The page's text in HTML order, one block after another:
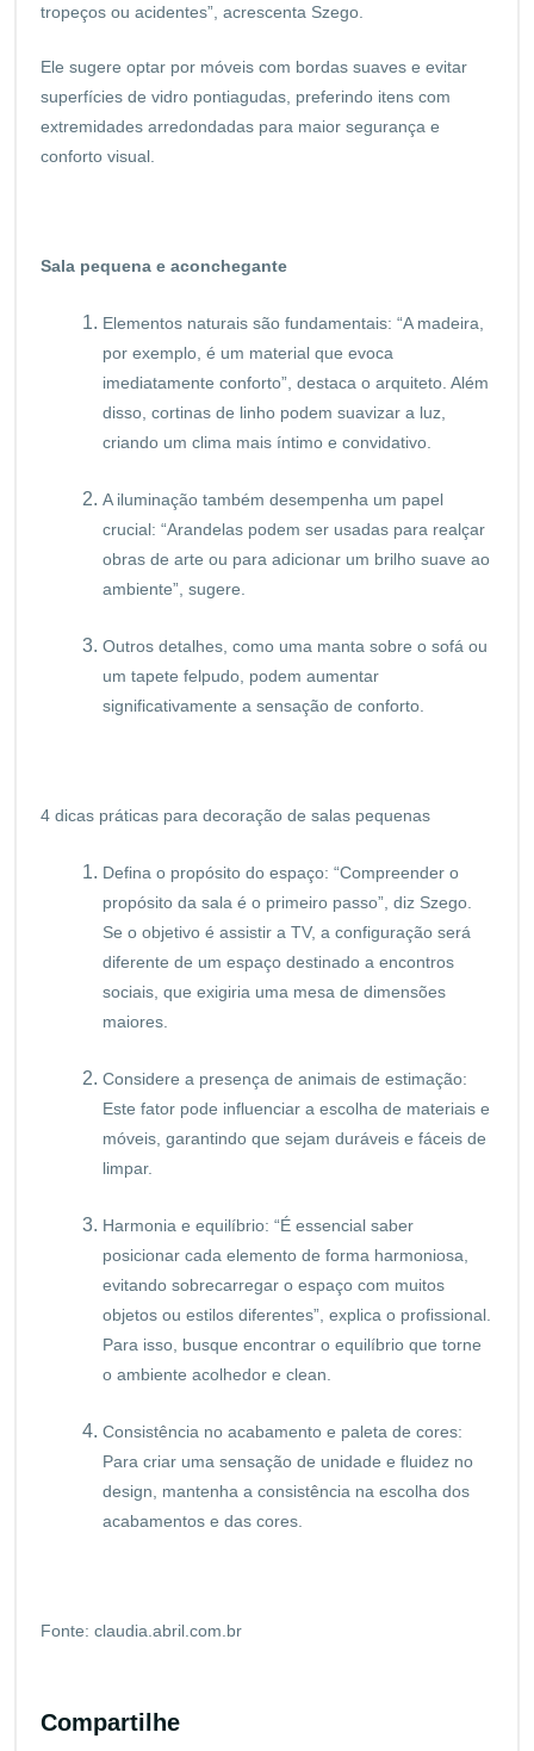
tropeços ou acidentes”, acrescenta Szego.
Ele sugere optar por móveis com bordas suaves e evitar
superfícies de vidro pontiagudas, preferindo itens com
extremidades arredondadas para maior segurança e
conforto visual.
Sala pequena e aconchegante
Elementos naturais são fundamentais: “A madeira,
por exemplo, é um material que evoca
imediatamente conforto”, destaca o arquiteto. Além
disso, cortinas de linho podem suavizar a luz,
criando um clima mais íntimo e convidativo.
A iluminação também desempenha um papel
crucial: “Arandelas podem ser usadas para realçar
obras de arte ou para adicionar um brilho suave ao
ambiente”, sugere.
Outros detalhes, como uma manta sobre o sofá ou
um tapete felpudo, podem aumentar
significativamente a sensação de conforto.
4 dicas práticas para decoração de salas pequenas
Defina o propósito do espaço: “Compreender o
propósito da sala é o primeiro passo”, diz Szego.
Se o objetivo é assistir a TV, a configuração será
diferente de um espaço destinado a encontros
sociais, que exigiria uma mesa de dimensões
maiores.
Considere a presença de animais de estimação:
Este fator pode influenciar a escolha de materiais e
móveis, garantindo que sejam duráveis e fáceis de
limpar.
Harmonia e equilíbrio: “É essencial saber
posicionar cada elemento de forma harmoniosa,
evitando sobrecarregar o espaço com muitos
objetos ou estilos diferentes”, explica o profissional.
Para isso, busque encontrar o equilíbrio que torne
o ambiente acolhedor e clean.
Consistência no acabamento e paleta de cores:
Para criar uma sensação de unidade e fluidez no
design, mantenha a consistência na escolha dos
acabamentos e das cores.
Fonte: claudia.abril.com.br
Compartilhe